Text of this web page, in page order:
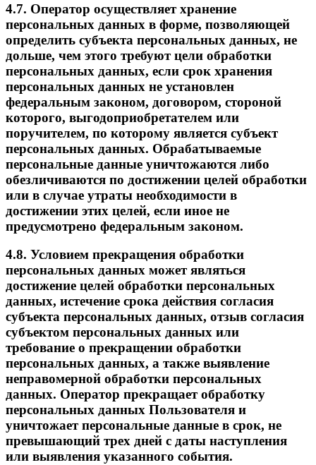
4.7. Оператор осуществляет хранение
персональных данных в форме, позволяющей
определить субъекта персональных данных, не
дольше, чем этого требуют цели обработки
персональных данных, если срок хранения
персональных данных не установлен
федеральным законом, договором, стороной
которого, выгодоприобретателем или
поручителем, по которому является субъект
персональных данных. Обрабатываемые
персональные данные уничтожаются либо
обезличиваются по достижении целей обработки
или в случае утраты необходимости в
достижении этих целей, если иное не
предусмотрено федеральным законом.
4.8. Условием прекращения обработки
персональных данных может являться
достижение целей обработки персональных
данных, истечение срока действия согласия
субъекта персональных данных, отзыв согласия
субъектом персональных данных или
требование о прекращении обработки
персональных данных, а также выявление
неправомерной обработки персональных
данных. Оператор прекращает обработку
персональных данных Пользователя и
уничтожает персональные данные в срок, не
превышающий трех дней с даты наступления
или выявления указанного события.